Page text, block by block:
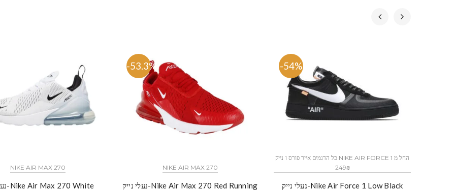
NIKE AIR MAX 270
נעלי נייק-Nike Air Max 270 White
-53.3%
NIKE AIR MAX 270
נעלי נייק-Nike Air Max 270 Red Running
-54%
כל הדגמים אייר פורס 1 נייק NIKE AIR FORCE 1 החל מ
249₪
נעלי נייק-Nike Air Force 1 Low Black